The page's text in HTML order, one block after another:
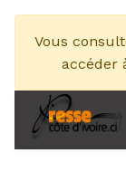
Vous
accéder